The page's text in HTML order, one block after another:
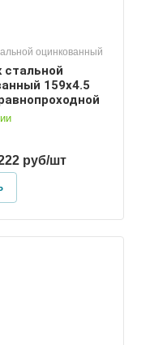
оцинкованный
стальной
159х4.5
руб/шт